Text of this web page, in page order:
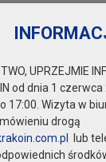
UPRZEJMIE
od dnia 1
17:00. Wizyta w
drogą
lub